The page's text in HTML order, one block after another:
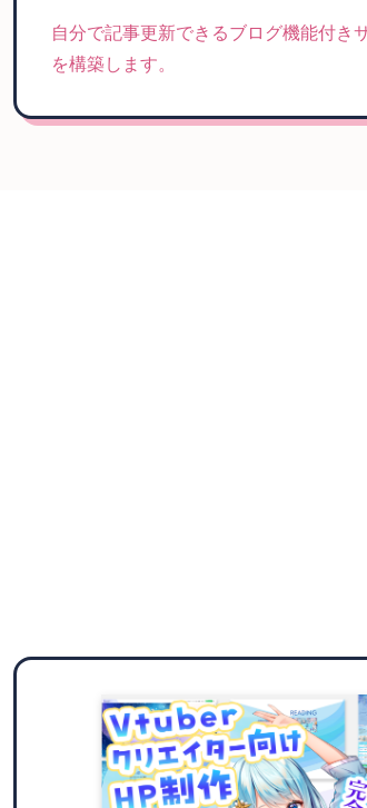
自分で記事更新できるブログ機能付き
を構築します。